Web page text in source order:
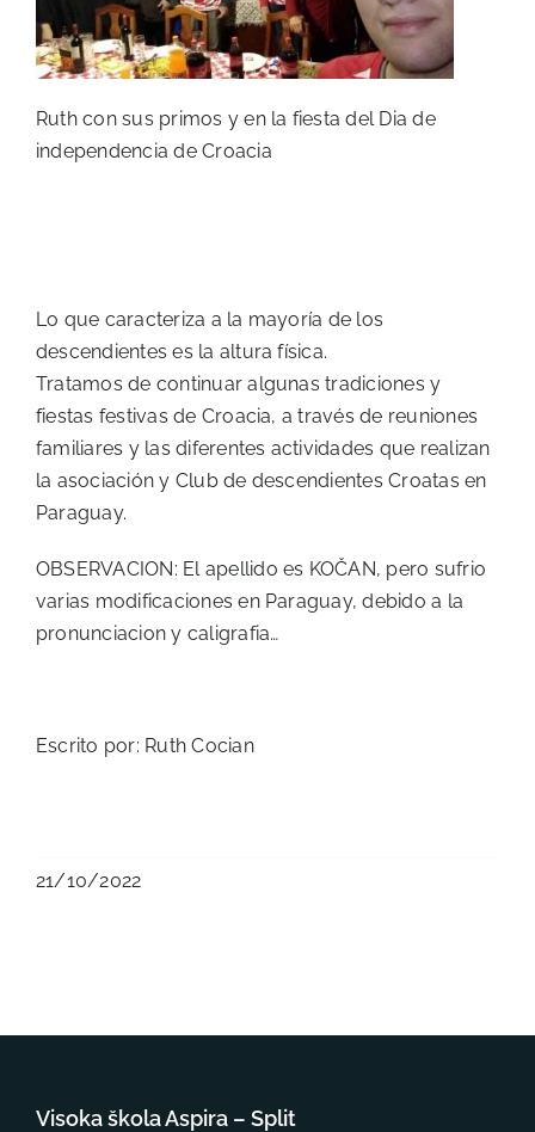
Ruth con sus primos y en la fiesta del Dia de
independencia de Croacia
Lo que caracteriza a la mayoría de los
descendientes es la altura física.
Tratamos de continuar algunas tradiciones y
fiestas festivas de Croacia, a través de reuniones
familiares y las diferentes actividades que realizan
la asociación y Club de descendientes Croatas en
Paraguay.
OBSERVACION: El apellido es KOČAN, pero sufrio
varias modificaciones en Paraguay, debido a la
pronunciacion y caligrafia…
Escrito por: Ruth Cocian
21/10/2022
Visoka škola Aspira – Split